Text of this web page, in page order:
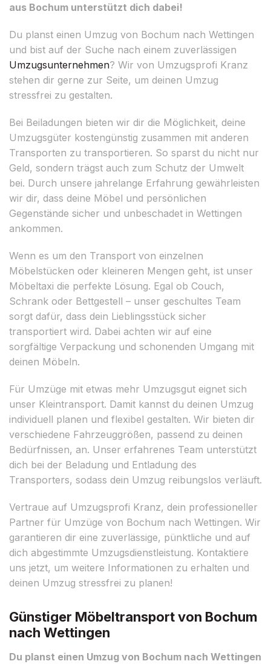
aus Bochum unterstützt dich dabei!
Du planst einen Umzug von Bochum nach Wettingen
und bist auf der Suche nach einem zuverlässigen
Umzugsunternehmen? Wir von Umzugsprofi Kranz
stehen dir gerne zur Seite, um deinen Umzug
stressfrei zu gestalten.
Bei Beiladungen bieten wir dir die Möglichkeit, deine
Umzugsgüter kostengünstig zusammen mit anderen
Transporten zu transportieren. So sparst du nicht nur
Geld, sondern trägst auch zum Schutz der Umwelt
bei. Durch unsere jahrelange Erfahrung gewährleisten
wir dir, dass deine Möbel und persönlichen
Gegenstände sicher und unbeschadet in Wettingen
ankommen.
Wenn es um den Transport von einzelnen
Möbelstücken oder kleineren Mengen geht, ist unser
Möbeltaxi die perfekte Lösung. Egal ob Couch,
Schrank oder Bettgestell – unser geschultes Team
sorgt dafür, dass dein Lieblingsstück sicher
transportiert wird. Dabei achten wir auf eine
sorgfältige Verpackung und schonenden Umgang mit
deinen Möbeln.
Für Umzüge mit etwas mehr Umzugsgut eignet sich
unser Kleintransport. Damit kannst du deinen Umzug
individuell planen und flexibel gestalten. Wir bieten dir
verschiedene Fahrzeuggrößen, passend zu deinen
Bedürfnissen, an. Unser erfahrenes Team unterstützt
dich bei der Beladung und Entladung des
Transporters, sodass dein Umzug reibungslos verläuft.
Vertraue auf Umzugsprofi Kranz, dein professioneller
Partner für Umzüge von Bochum nach Wettingen. Wir
garantieren dir eine zuverlässige, pünktliche und auf
dich abgestimmte Umzugsdienstleistung. Kontaktiere
uns jetzt, um weitere Informationen zu erhalten und
deinen Umzug stressfrei zu planen!
Günstiger Möbeltransport von Bochum
nach Wettingen
Du planst einen Umzug von Bochum nach Wettingen